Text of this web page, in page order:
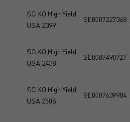
SG KO High Yield
USA 2399
SE0007227368
SG KO High Yield
USA 2438
SE0007490727
SG KO High Yield
USA 2506
SE0007639984